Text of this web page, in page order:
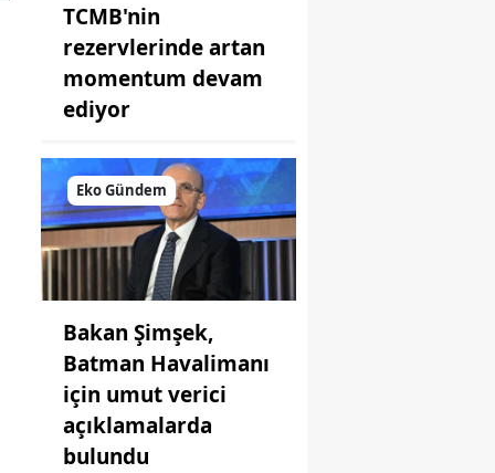
TCMB'nin
rezervlerinde artan
momentum devam
ediyor
Eko Gündem
Bakan Şimşek,
Batman Havalimanı
için umut verici
açıklamalarda
bulundu